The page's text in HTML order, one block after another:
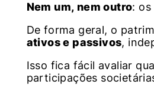
Nem um, nem outro:
De forma geral, o
ativos e passivos,
Isso fica fácil avaliar
participações